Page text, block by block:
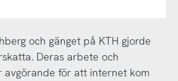
och gänget på KTH gjorde
Deras arbete och
avgörande för att internet kom